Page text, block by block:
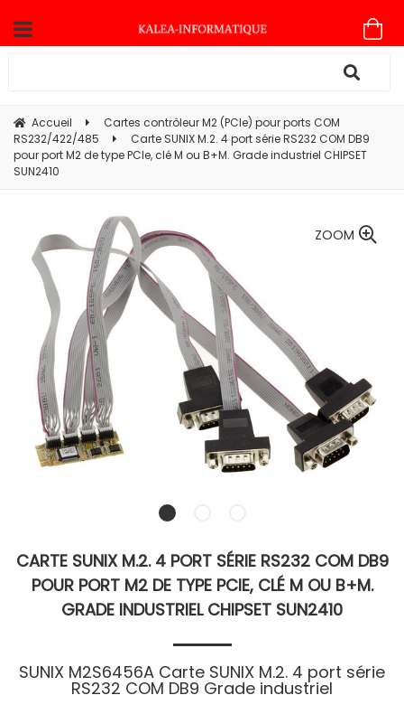
Accueil
Cartes contrôleur M2 (PCIe) pour ports COM
RS232/422/485
Carte SUNIX M.2. 4 port série RS232 COM DB9
pour port M2 de type PCIe, clé M ou B+M. Grade industriel CHIPSET
SUN2410
ZOOM
CARTE SUNIX M.2. 4 PORT SÉRIE RS232 COM DB9
POUR PORT M2 DE TYPE PCIE, CLÉ M OU B+M.
GRADE INDUSTRIEL CHIPSET SUN2410
SUNIX M2S6456A Carte SUNIX M.2. 4 port série
RS232 COM DB9 Grade industriel